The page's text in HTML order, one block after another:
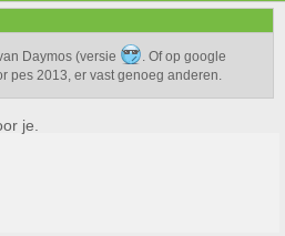
Daymos (versie
. Of op google
pes 2013, er vast genoeg anderen.
je.